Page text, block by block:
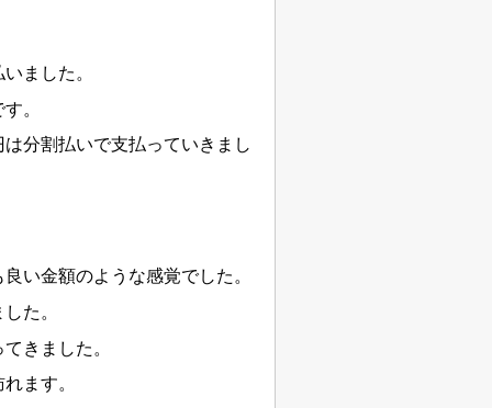
ました。
。
分割払いで支払っていきまし
い金額のような感覚でした。
た。
きました。
ます。